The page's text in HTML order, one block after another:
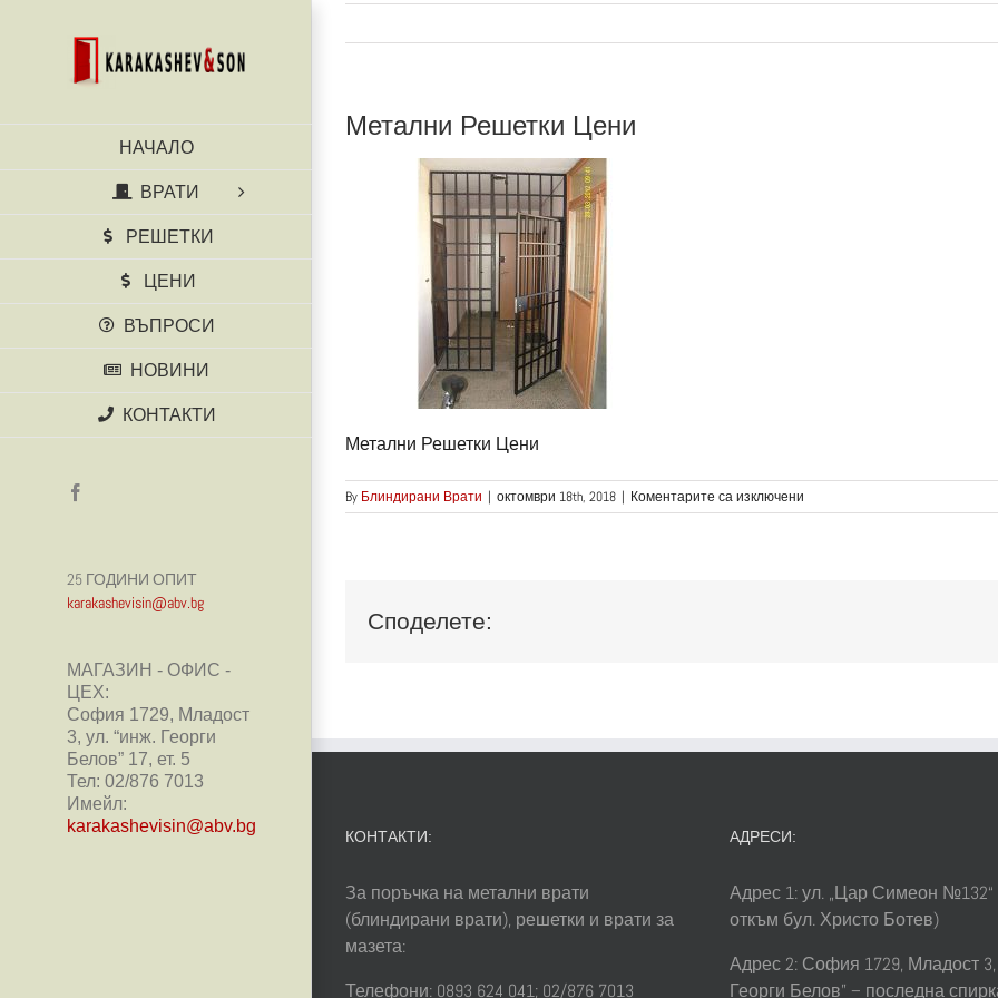
НАЧАЛО
ВРАТИ
РЕШЕТКИ
ЦЕНИ
ВЪПРОСИ
НОВИНИ
КОНТАКТИ
25 ГОДИНИ ОПИТ
karakashevisin@abv.bg
МАГАЗИН - ОФИС -
ЦЕХ:
София 1729, Младост
3, ул. “инж. Георги
Белов” 17, ет. 5
Тел: 02/876 7013
Имейл:
karakashevisin@abv.bg
Метални Решетки Цени
Метални Решетки Цени
By Блиндирани Врати | октомври 18th, 2018 | Коментарите са изключени
Метални
Споделете:
КОНТАКТИ:
За поръчка на метални врати
(блиндирани врати), решетки и врати за
мазета:
Телефони: 0893 624 041; 02/876 7013
АДРЕСИ:
Адрес 1: ул. „Цар Симеон №132“
откъм бул. Христо Ботев)
Адрес 2: София 1729, Младост 3,
Георги Белов” – последна